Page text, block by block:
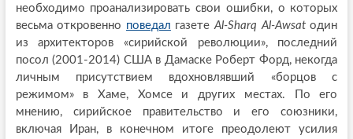
необходимо проанализировать свои ошибки, о которых
весьма откровенно поведал газетеAl-Sharq Al-Awsatодин
из архитекторов «сирийской революции», последний
посол (2001-2014) США в Дамаске Роберт Форд, некогда
личным присутствием вдохновлявший «борцов с
режимом» в Хаме, Хомсе и других местах. По его
мнению, сирийское правительство и его союзники,
включая Иран, в конечном итоге преодолеют усилия